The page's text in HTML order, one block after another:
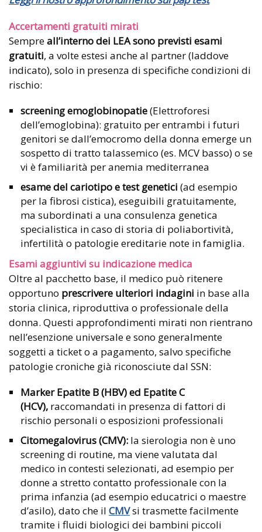
Accertamenti gratuiti mirati
Sempreall’interno dei LEA sono previsti esami
gratuiti, a volte estesi anche al partner (laddove
indicato), solo in presenza di specifiche condizioni di
rischio:
screening emoglobinopatie(Elettroforesi
dell’emoglobina): gratuito per entrambi i futuri
genitori se dall’emocromo della donna emerge un
sospetto di tratto talassemico (es. MCV basso) o se
vi è familiarità per anemia mediterranea
esame del cariotipo e test genetici (ad esempio
per la fibrosi cistica), eseguibili gratuitamente,
ma subordinati a una consulenza genetica
specialistica in caso di storia di poliabortività,
infertilità o patologie ereditarie note in famiglia.
Esami aggiuntivi su indicazione medica
Oltre al pacchetto base, il medico può ritenere
opportuno prescrivere ulteriori indagini in base alla
storia clinica, riproduttiva o professionale della
donna. Questi approfondimenti mirati non rientrano
nell’esenzione universale e sono generalmente
soggetti a ticket o a pagamento, salvo specifiche
patologie croniche già riconosciute dal SSN:
Marker Epatite B (HBV) ed Epatite C
(HCV), raccomandati in presenza di fattori di
rischio personali o esposizioni professionali
Citomegalovirus (CMV): la sierologia non è uno
screening di routine, ma viene valutata dal
medico in contesti selezionati, ad esempio per
donne a stretto contatto professionale con la
prima infanzia (ad esempio educatrici o maestre
d’asilo), dato che il CMVsi trasmette facilmente
tramite i fluidi biologici dei bambini piccoli